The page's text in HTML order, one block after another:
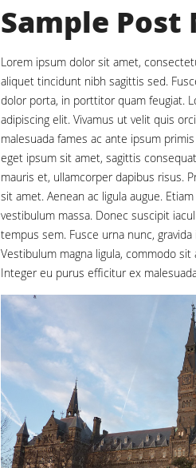
Sample Post
Lorem ipsum dolor sit amet,
aliquet tincidunt nibh sagittis sed.
dolor porta, in porttitor quam feugiat.
adipiscing elit. Vivamus ut velit quis
malesuada fames ac ante ipsum
eget ipsum sit amet, sagittis
mauris et, ullamcorper dapibus risus.
sit amet. Aenean ac ligula augue.
vestibulum massa. Donec suscipit
tempus sem. Fusce urna nunc,
Vestibulum magna ligula, commodo
Integer eu purus efficitur ex